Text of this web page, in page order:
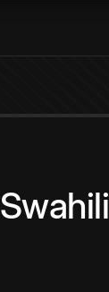
Swahili